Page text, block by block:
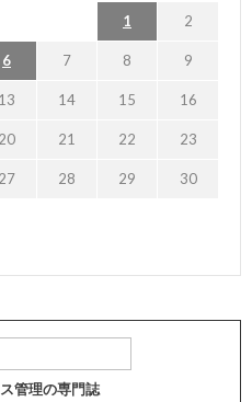
1 2
6 7 8 9
13 14 15 16
20 21 22 23
27 28 29 30
管理の専門誌